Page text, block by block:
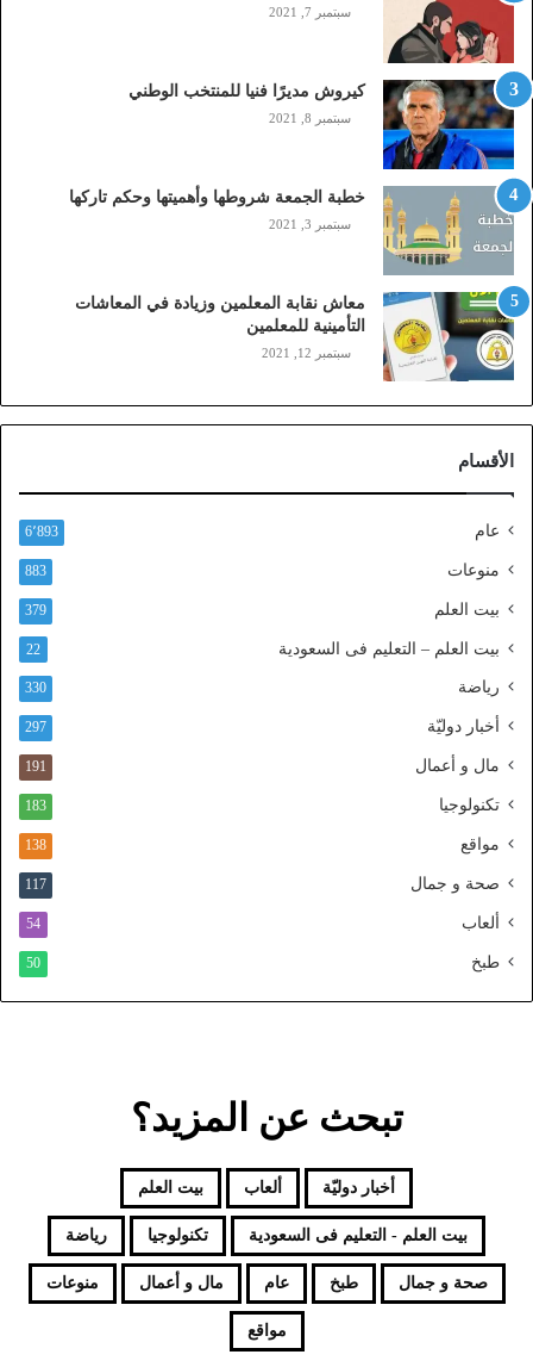
,
م
و
ب
ا
ي
ل
ي
ز
ي
ن
)
ا
ل
ف
ا
ا
ل
ط
ا
م
و
د
سبتمبر 7, 2021
كيروش مديرًا فنيا للمنتخب الوطني
سبتمبر 8, 2021
خطبة الجمعة شروطها وأهميتها وحكم تاركها
سبتمبر 3, 2021
معاش نقابة المعلمين وزيادة في المعاشات
التأمينية للمعلمين
سبتمبر 12, 2021
الأقسام
عام 6٬893
منوعات 883
بيت العلم 379
بيت العلم – التعليم فى السعودية 22
رياضة 330
أخبار دوليّة 297
مال و أعمال 191
تكنولوجيا 183
مواقع 138
صحة و جمال 117
ألعاب 54
طبخ 50
تبحث عن المزيد؟
أخبار دوليّة ألعاب بيت العلم
بيت العلم - التعليم فى السعودية تكنولوجيا رياضة
صحة و جمال طبخ عام مال و أعمال منوعات
مواقع